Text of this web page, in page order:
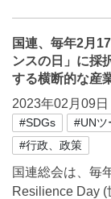
国連、毎年2月
ンスの日」に採
する横断的な産
2023年02月09日
#SDGs #UNツ
#行政、政策
国連総会は、毎
Resilience Day